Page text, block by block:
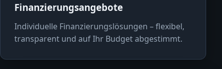
Finanzierungsangebote
Individuelle Finanzierungslösungen – flexibel,
transparent und auf Ihr Budget abgestimmt.